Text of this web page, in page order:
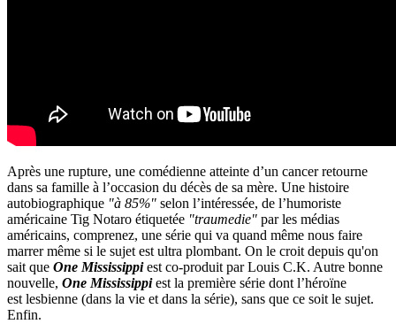
Après une rupture, une comédienne atteinte d’un cancer retourne
dans sa famille à l’occasion du décès de sa mère. Une histoire
autobiographique "à 85%" selon l’intéressée, de l’humoriste
américaine Tig Notaro étiquetée "traumedie" par les médias
américains, comprenez, une série qui va quand même nous faire
marrer même si le sujet est ultra plombant. On le croit depuis qu'on
sait que One Mississippiest co-produit par Louis C.K. Autre bonne
nouvelle, One Mississippiest la première série dont l’héroïne
est lesbienne (dans la vie et dans la série), sans que ce soit le sujet.
Enfin.